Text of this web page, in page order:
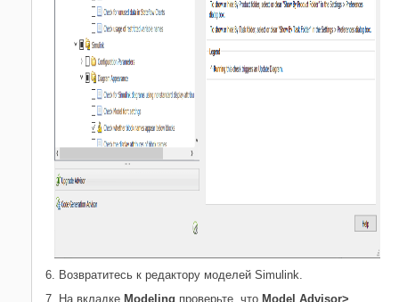
6. Возвратитесь к редактору моделей Simulink.
7. На вкладке Modeling проверьте, что Model Advisor>